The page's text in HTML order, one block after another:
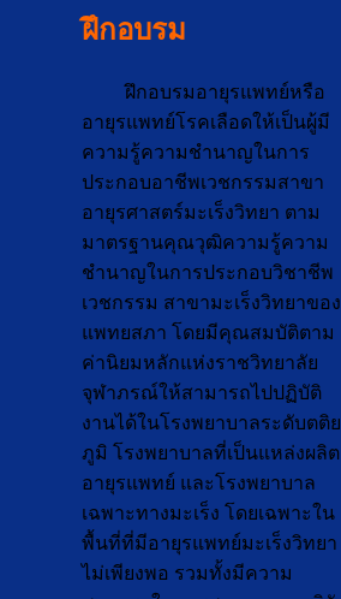
ฝึกอบรม
ฝึกอบรมอายุรแพทย์หรือ
อายุรแพทย์โรคเลือดให้เป็นผู้มี
ความรู้ความชำนาญในการ
ประกอบอาชีพเวชกรรมสาขา
อายุรศาสตร์มะเร็งวิทยา ตาม
มาตรฐานคุณวุฒิความรู้ความ
ชำนาญในการประกอบวิชาชีพ
เวชกรรม สาขามะเร็งวิทยาของ
แพทยสภา โดยมีคุณสมบัติตาม
ค่านิยมหลักแห่งราชวิทยาลัย
จุฬาภรณ์ให้สามารถไปปฏิบัติ
งานได้ในโรงพยาบาลระดับตติย
ภูมิ โรงพยาบาลที่เป็นแหล่งผลิต
อายุรแพทย์ และโรงพยาบาล
เฉพาะทางมะเร็ง โดยเฉพาะใน
พื้นที่ที่มีอายุรแพทย์มะเร็งวิทยา
ไม่เพียงพอ รวมทั้งมีความ